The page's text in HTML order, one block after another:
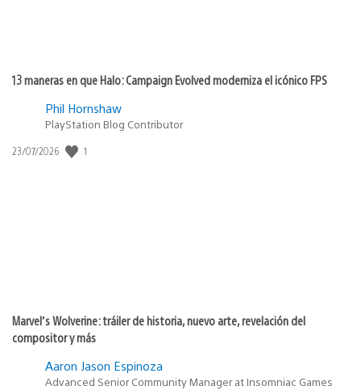
13 maneras en que Halo: Campaign Evolved moderniza el icónico FPS
Phil Hornshaw
PlayStation Blog Contributor
Fecha
23/07/2026 1
Marvel’s Wolverine: tráiler de historia, nuevo arte, revelación del
compositor y más
Aaron Jason Espinoza
Advanced Senior Community Manager at Insomniac Games